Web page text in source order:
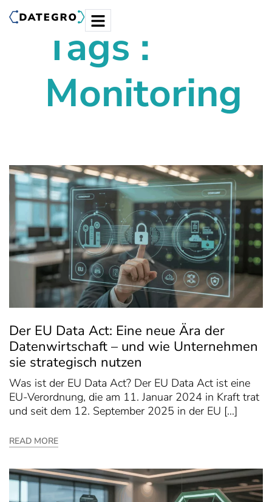
Tags :
Monitoring
Der EU Data Act: Eine neue Ära der
Datenwirtschaft – und wie Unternehmen
sie strategisch nutzen
Was ist der EU Data Act? Der EU Data Act ist eine
EU-Verordnung, die am 11. Januar 2024 in Kraft trat
und seit dem 12. September 2025 in der EU […]
READ MORE